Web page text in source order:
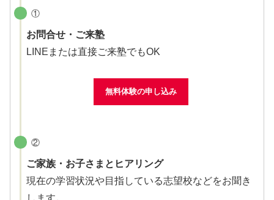
①
お問合せ・ご来塾
LINEまたは直接ご来塾でもOK
無料体験の申し込み
②
ご家族・お子さまとヒアリング
現在の学習状況や目指している志望校などをお聞き